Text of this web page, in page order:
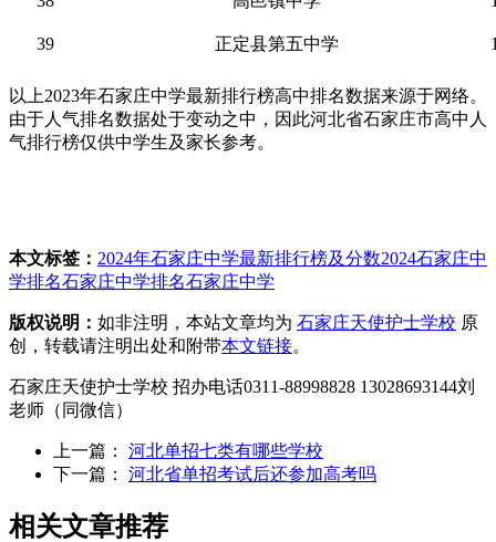
39 正定县第五中学
以上2023年石家庄中学最新排行榜高中排名数据来源于网络。
由于人气排名数据处于变动之中，因此河北省石家庄市高中人
气排行榜仅供中学生及家长参考。
本文标签： 2024年石家庄中学最新排行榜及分数2024石家庄中
学排名石家庄中学排名石家庄中学
版权说明： 如非注明，本站文章均为 石家庄天使护士学校 原
创，转载请注明出处和附带本文链接。
石家庄天使护士学校 招办电话0311-88998828 13028693144刘
老师（同微信）
上一篇： 河北单招七类有哪些学校
下一篇： 河北省单招考试后还参加高考吗
相关文章推荐